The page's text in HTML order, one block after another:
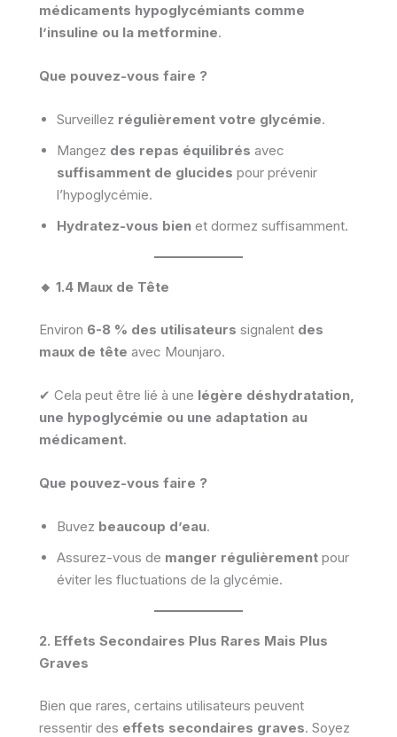
médicaments hypoglycémiants comme
l’insuline ou la metformine.
Que pouvez-vous faire ?
Surveillez régulièrement votre glycémie.
Mangez des repas équilibrés avec
suffisamment de glucides pour prévenir
l’hypoglycémie.
Hydratez-vous bien et dormez suffisamment.
🔸 1.4 Maux de Tête
Environ 6-8 % des utilisateurs signalent des
maux de tête avec Mounjaro.
✔ Cela peut être lié à une légère déshydratation,
une hypoglycémie ou une adaptation au
médicament.
Que pouvez-vous faire ?
Buvez beaucoup d’eau.
Assurez-vous de manger régulièrement pour
éviter les fluctuations de la glycémie.
2. Effets Secondaires Plus Rares Mais Plus
Graves
Bien que rares, certains utilisateurs peuvent
ressentir des effets secondaires graves. Soyez